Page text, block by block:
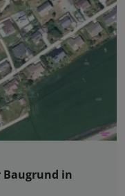
Baugrund in